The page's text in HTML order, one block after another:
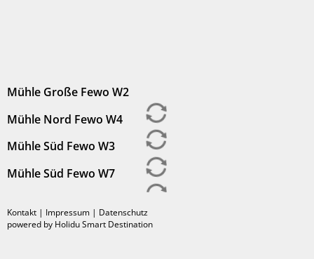
Mühle Große Fewo W2
Mühle Nord Fewo W4
Mühle Süd Fewo W3
Mühle Süd Fewo W7
Kontakt | Impressum | Datenschutz
powered by Holidu Smart Destination